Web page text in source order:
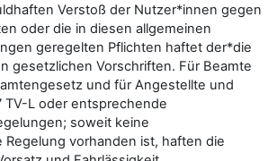
Verstoß der Nutzer*innen gegen
oder die in diesen allgemeinen
geregelten Pflichten haftet der*die
gesetzlichen Vorschriften. Für Beamte
und für Angestellte und
TV-L oder entsprechende
soweit keine
Regelung vorhanden ist, haften die